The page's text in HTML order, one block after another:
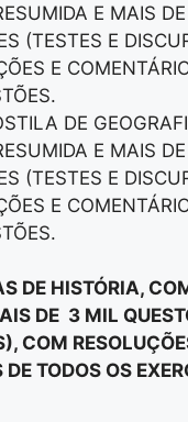
E MAIS
(TESTES E
E
DE
E MAIS
(TESTES E
E
DE HISTÓRIA,
DE 3 MIL
COM
TODOS OS